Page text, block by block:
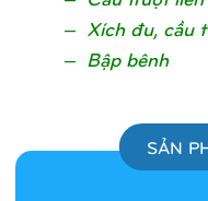
– Xích đu,
– Bập
SẢN